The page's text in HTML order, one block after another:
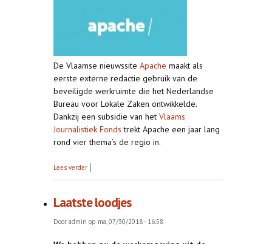
De Vlaamse nieuwssite Apache maakt als
eerste externe redactie gebruik van de
beveiligde werkruimte die het Nederlandse
Bureau voor Lokale Zaken ontwikkelde.
Dankzij een subsidie van het Vlaams
Journalistiek Fonds trekt Apache een jaar lang
rond vier thema’s de regio in.
Lees verder over Apache en BvLZ slaan handen ineen
Laatste loodjes
Door admin op ma, 07/30/2018 - 16:58